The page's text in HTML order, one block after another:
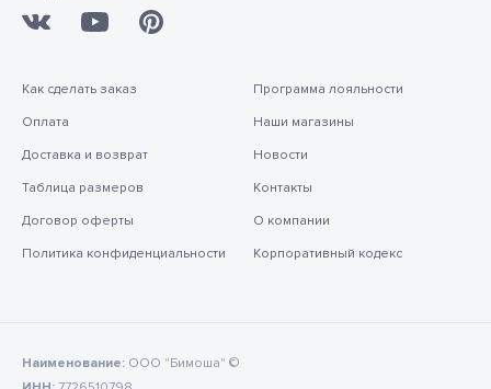
Как сделать заказ
Оплата
Доставка и возврат
Таблица размеров
Договор оферты
Политика конфиденциальности
Программа лояльности
Наши магазины
Новости
Контакты
О компании
Корпоративный кодекс
Наименование: ООО "Бимоша" ©